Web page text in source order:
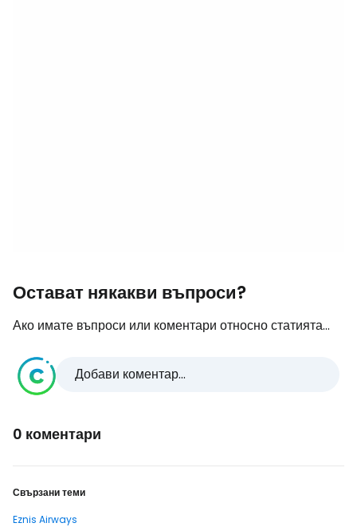
Остават някакви въпроси?
Ако имате въпроси или коментари относно статията...
Добави коментар...
0 коментари
Свързани теми
Eznis Airways